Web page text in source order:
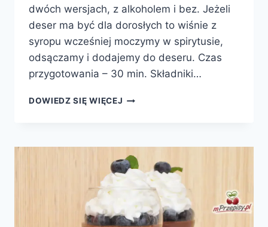
dwóch wersjach, z alkoholem i bez. Jeżeli
deser ma być dla dorosłych to wiśnie z
syropu wcześniej moczymy w spirytusie,
odsączamy i dodajemy do deseru. Czas
przygotowania – 30 min. Składniki…
DOWIEDZ SIĘ WIĘCEJ WIŚNIE